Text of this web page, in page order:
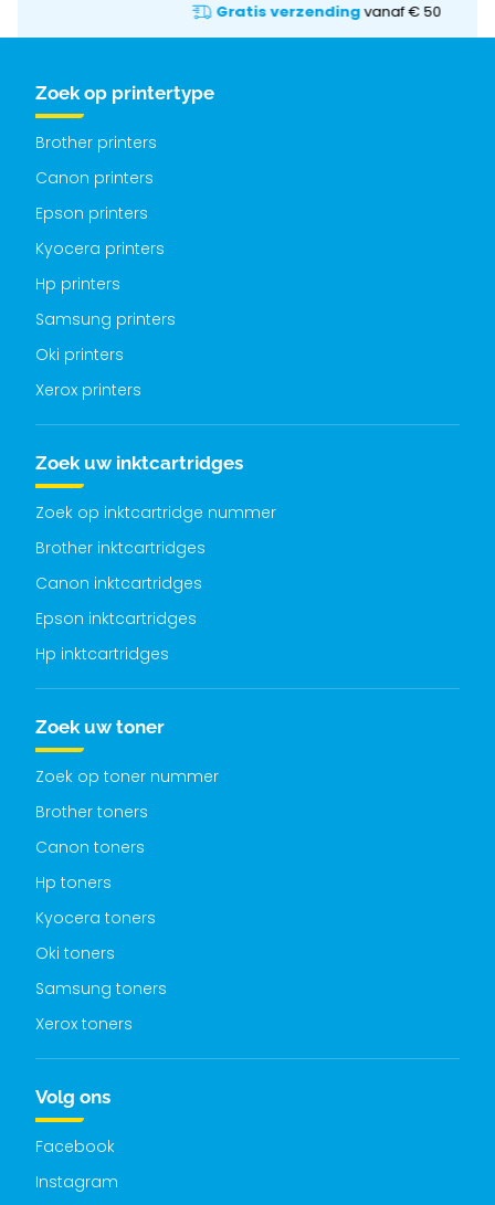
Gratis verzendingvanaf € 50
Zoek op printertype
Brother printers
Canon printers
Epson printers
Kyocera printers
Hp printers
Samsung printers
Oki printers
Xerox printers
Zoek uw inktcartridges
Zoek op inktcartridge nummer
Brother inktcartridges
Canon inktcartridges
Epson inktcartridges
Hp inktcartridges
Zoek uw toner
Zoek op toner nummer
Brother toners
Canon toners
Hp toners
Kyocera toners
Oki toners
Samsung toners
Xerox toners
Volg ons
Facebook
Instagram